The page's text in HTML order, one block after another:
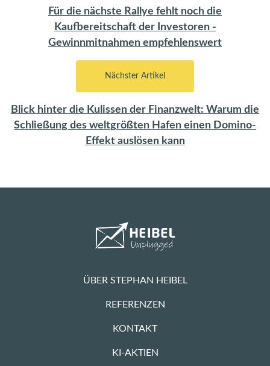
Für die nächste Rallye fehlt noch die
Kaufbereitschaft der Investoren -
Gewinnmitnahmen empfehlenswert
Nächster Artikel
Blick hinter die Kulissen der Finanzwelt: Warum die
Schließung des weltgrößten Hafen einen Domino-
Effekt auslösen kann
ÜBER STEPHAN HEIBEL
REFERENZEN
KONTAKT
KI-AKTIEN